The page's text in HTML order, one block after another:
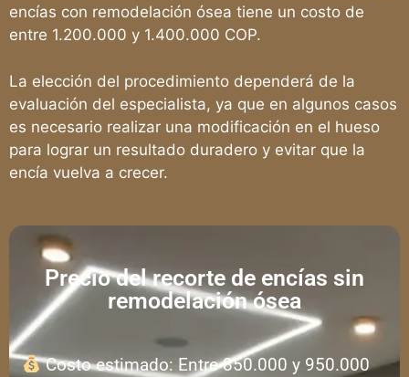
encías con remodelación ósea tiene un costo de
entre 1.200.000 y 1.400.000 COP.
La elección del procedimiento dependerá de la
evaluación del especialista, ya que en algunos casos
es necesario realizar una modificación en el hueso
para lograr un resultado duradero y evitar que la
encía vuelva a crecer.
Precio del recorte de encías sin
remodelación ósea
Costo estimado: Entre 850.000 y 950.000